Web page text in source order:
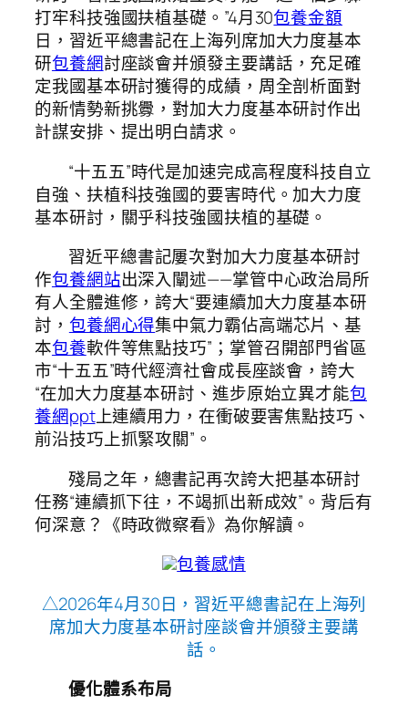
打牢科技強國扶植基礎。”4月30包養金額
日，習近平總書記在上海列席加大力度基本
研包養網討座談會并頒發主要講話，充足確
定我國基本研討獲得的成績，周全剖析面對
的新情勢新挑釁，對加大力度基本研討作出
計謀安排、提出明白請求。
“十五五”時代是加速完成高程度科技自立
自強、扶植科技強國的要害時代。加大力度
基本研討，關乎科技強國扶植的基礎。
習近平總書記屢次對加大力度基本研討
作包養網站出深入闡述——掌管中心政治局所
有人全體進修，誇大“要連續加大力度基本研
討， 包養網心得集中氣力霸佔高端芯片、基
本包養軟件等焦點技巧”；掌管召開部門省區
市“十五五”時代經濟社會成長座談會，誇大
“在加大力度基本研討、進步原始立異才能包
養網ppt上連續用力，在衝破要害焦點技巧、
前沿技巧上抓緊攻關”。
殘局之年，總書記再次誇大把基本研討
任務“連續抓下往，不竭抓出新成效”。背后有
何深意？《時政微察看》為你解讀。
包養感情
△2026年4月30日，習近平總書記在上海列
席加大力度基本研討座談會并頒發主要講
話。
優化體系布局